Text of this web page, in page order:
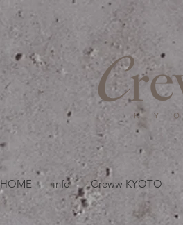
HOME info Creww KYOTO